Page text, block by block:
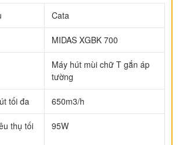
Cata
MIDAS XGBK 700
Máy hút mùi chữ T gắn áp
tường
tối đa 650m3/h
thụ tối
95W